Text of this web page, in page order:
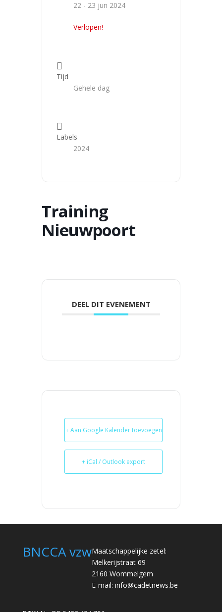
22 - 23 jun 2024
Verlopen!
Tijd
Gehele dag
Labels
2024
Training
Nieuwpoort
DEEL DIT EVENEMENT
+ Aan Google Kalender toevoegen
+ iCal / Outlook export
BNCCA vzwMaatschappelijke zetel:
Melkerijstraat 69
2160 Wommelgem
E-mail: info@cadetnews.be